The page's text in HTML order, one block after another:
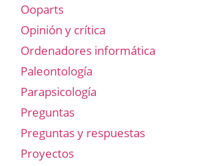
Ooparts
Opinión y crítica
Ordenadores informática
Paleontología
Parapsicología
Preguntas
Preguntas y respuestas
Proyectos